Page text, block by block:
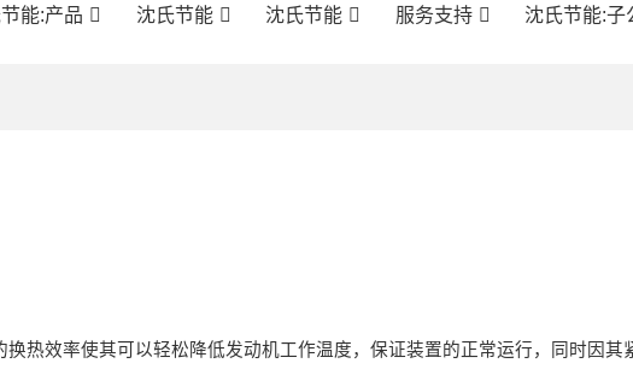
能:产品 沈氏节能 沈氏节能 服务支持 沈氏节能:子
热效率使其可以轻松降低发动机工作温度，保证装置的正常运行，同时因其